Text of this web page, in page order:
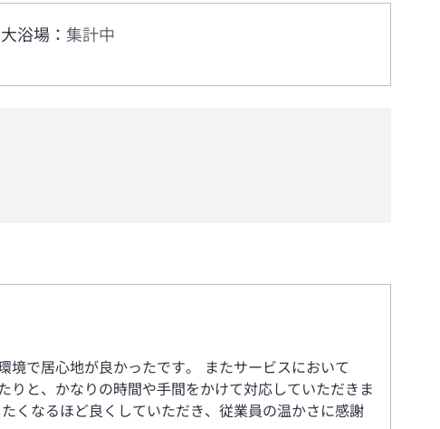
大浴場 ： 集計中
で居心地が良かったです。 またサービスにおいて
と、かなりの時間や手間をかけて対応していただきま
くなるほど良くしていただき、従業員の温かさに感謝